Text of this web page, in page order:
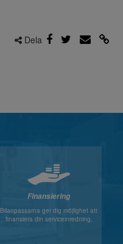
Dela
Finansiering
Bilanpassarna ger dig möjlighet att
finansiera din serviceinredning.